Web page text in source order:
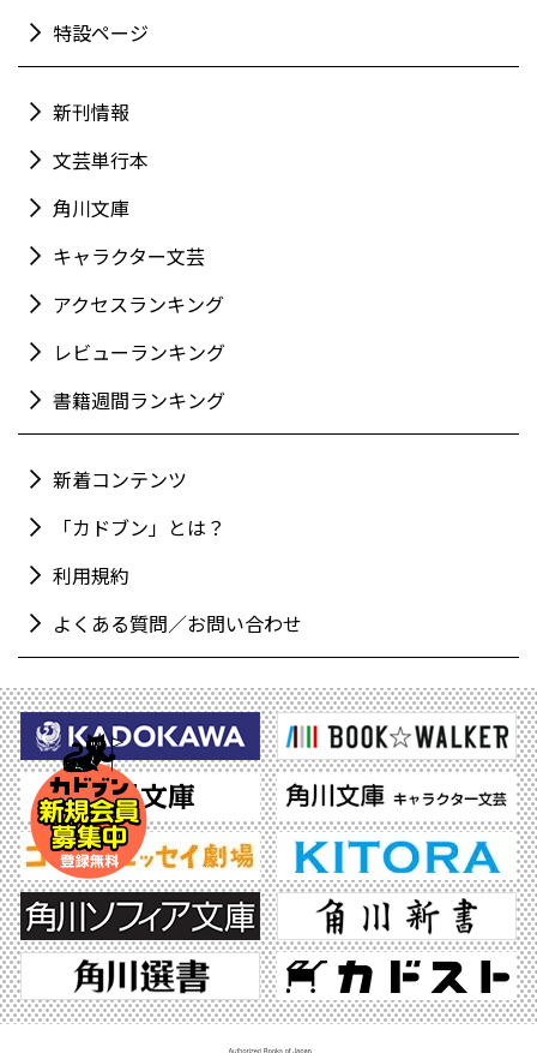
特設ページ
新刊情報
文芸単行本
角川文庫
キャラクター文芸
アクセスランキング
レビューランキング
書籍週間ランキング
新着コンテンツ
「カドブン」とは？
利用規約
よくある質問／お問い合わせ